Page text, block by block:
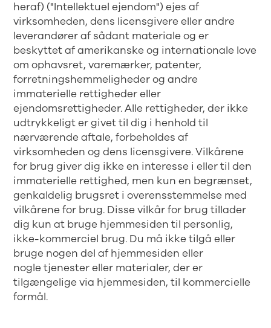
heraf) ("Intellektuel ejendom") ejes af
virksomheden, dens licensgivere eller andre
leverandører af sådant materiale og er
beskyttet af amerikanske og internationale love
om ophavsret, varemærker, patenter,
forretningshemmeligheder og andre
immaterielle rettigheder eller
ejendomsrettigheder. Alle rettigheder, der ikke
udtrykkeligt er givet til dig i henhold til
nærværende aftale, forbeholdes af
virksomheden og dens licensgivere. Vilkårene
for brug giver dig ikke en interesse i eller til den
immaterielle rettighed, men kun en begrænset,
genkaldelig brugsret i overensstemmelse med
vilkårene for brug. Disse vilkår for brug tillader
dig kun at bruge hjemmesiden til personlig,
ikke-kommerciel brug. Du må ikke tilgå eller
bruge nogen del af hjemmesiden eller
nogle tjenester eller materialer, der er
tilgængelige via hjemmesiden, til kommercielle
formål.